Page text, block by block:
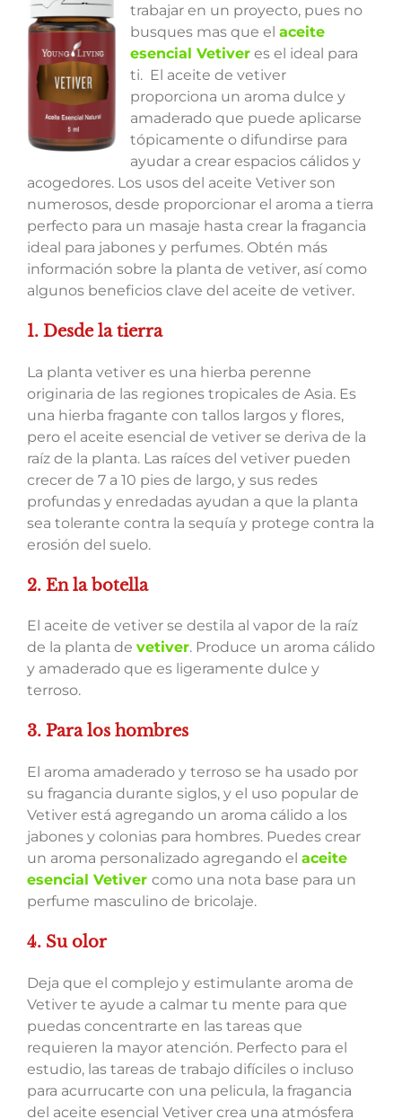
trabajar en un proyecto, pues no
busques mas que el aceite
esencial Vetiver es el ideal para
ti. El aceite de vetiver
proporciona un aroma dulce y
amaderado que puede aplicarse
tópicamente o difundirse para
ayudar a crear espacios cálidos y
acogedores. Los usos del aceite Vetiver son
numerosos, desde proporcionar el aroma a tierra
perfecto para un masaje hasta crear la fragancia
ideal para jabones y perfumes. Obtén más
información sobre la planta de vetiver, así como
algunos beneficios clave del aceite de vetiver.
1. Desde la tierra
La planta vetiver es una hierba perenne
originaria de las regiones tropicales de Asia. Es
una hierba fragante con tallos largos y flores,
pero el aceite esencial de vetiver se deriva de la
raíz de la planta. Las raíces del vetiver pueden
crecer de 7 a 10 pies de largo, y sus redes
profundas y enredadas ayudan a que la planta
sea tolerante contra la sequía y protege contra la
erosión del suelo.
2. En la botella
El aceite de vetiver se destila al vapor de la raíz
de la planta de vetiver. Produce un aroma cálido
y amaderado que es ligeramente dulce y
terroso.
3. Para los hombres
El aroma amaderado y terroso se ha usado por
su fragancia durante siglos, y el uso popular de
Vetiver está agregando un aroma cálido a los
jabones y colonias para hombres. Puedes crear
un aroma personalizado agregando el aceite
esencial Vetiver como una nota base para un
perfume masculino de bricolaje.
4. Su olor
Deja que el complejo y estimulante aroma de
Vetiver te ayude a calmar tu mente para que
puedas concentrarte en las tareas que
requieren la mayor atención. Perfecto para el
estudio, las tareas de trabajo difíciles o incluso
para acurrucarte con una pelicula, la fragancia
del aceite esencial Vetiver crea una atmósfera